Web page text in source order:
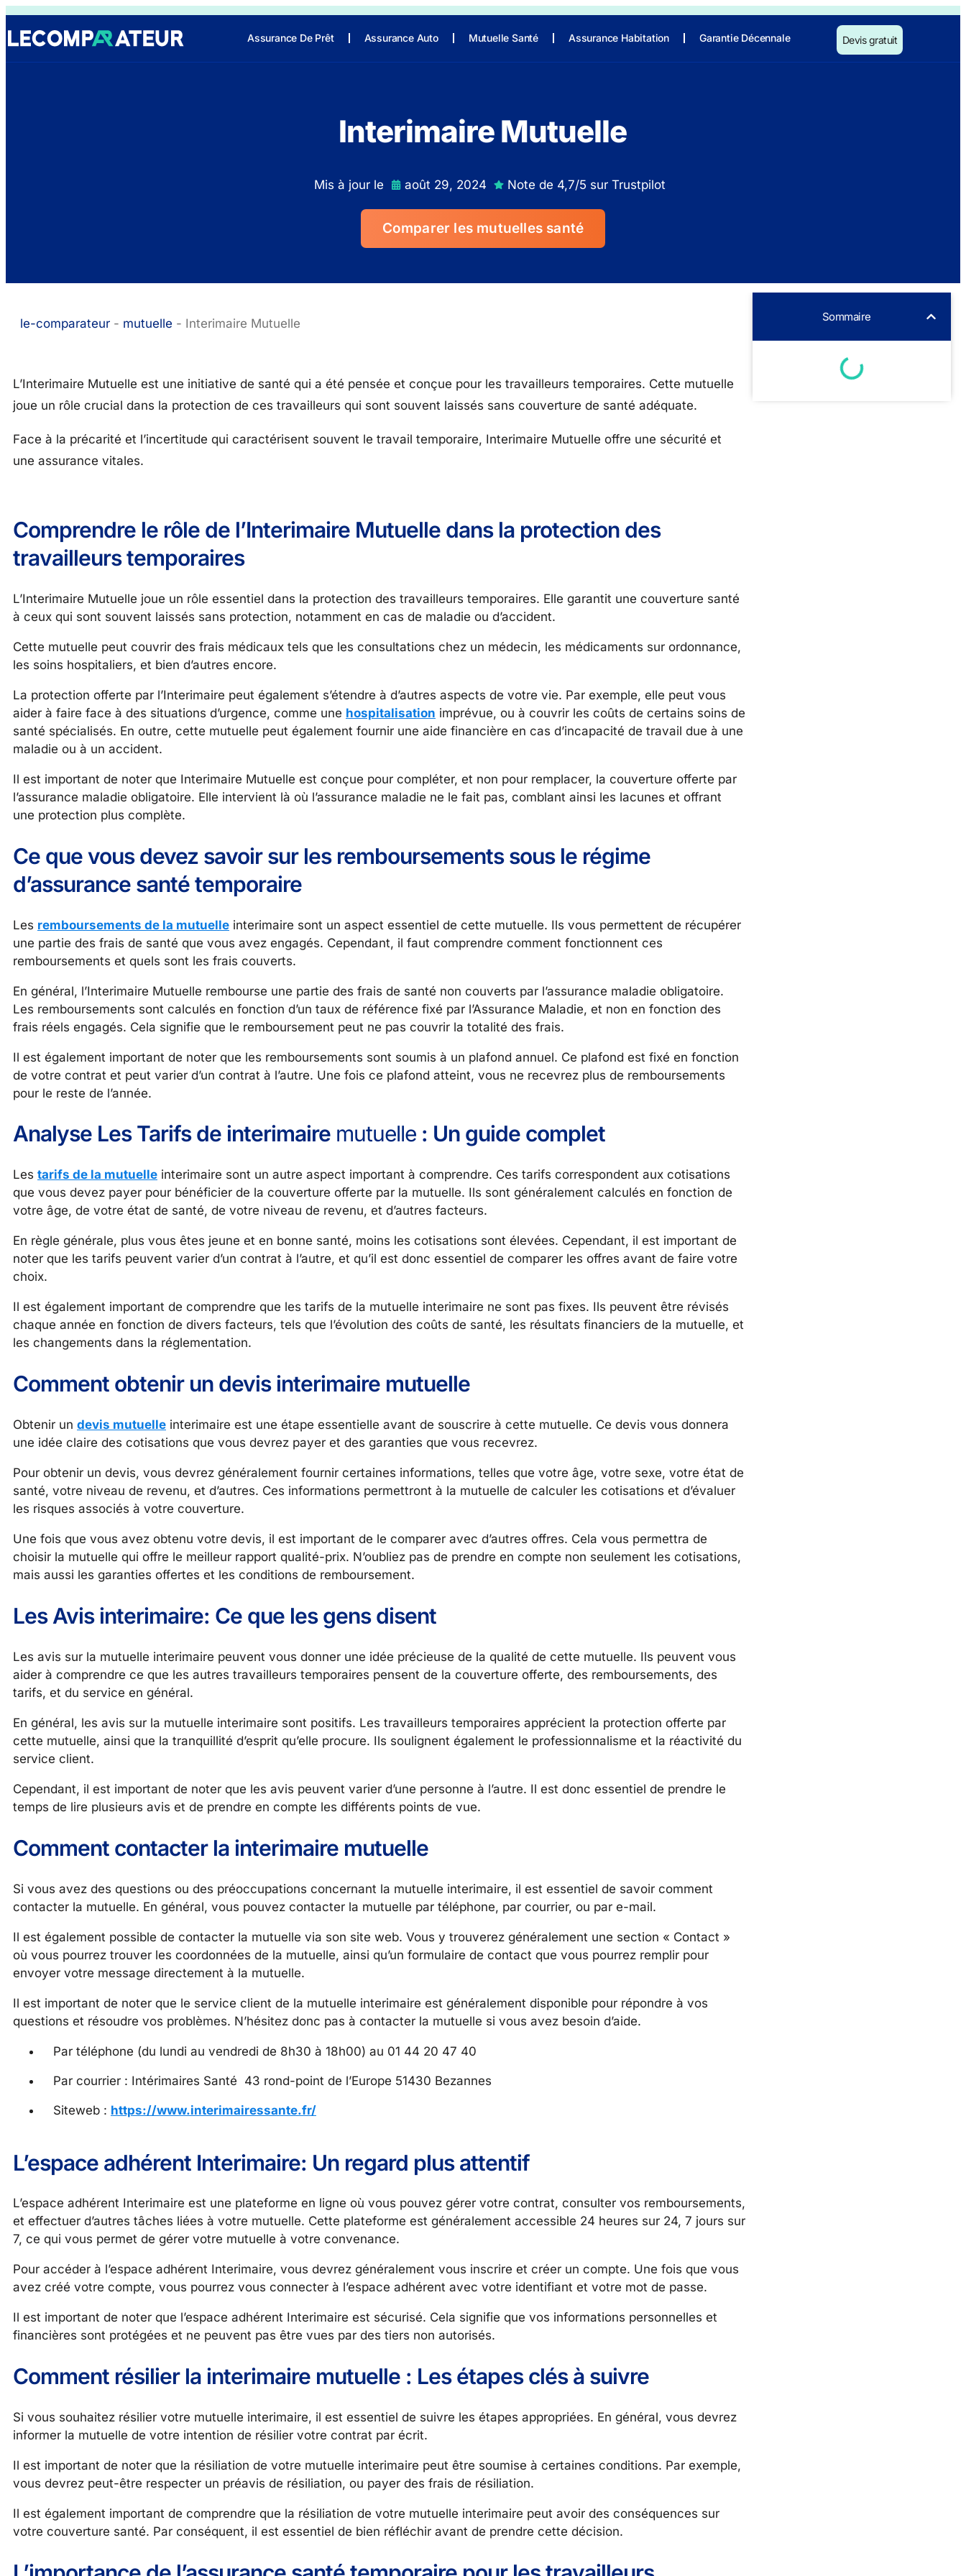
Assurance De Prêt Assurance Auto Mutuelle Santé Assurance Habitation Garantie Décennale Devis gratuit
Interimaire Mutuelle
Mis à jour le août 29, 2024 Note de 4,7/5 sur Trustpilot
Comparer les mutuelles santé
le-comparateur - mutuelle - Interimaire Mutuelle
L’Interimaire Mutuelle est une initiative de santé qui a été pensée et conçue pour les travailleurs temporaires. Cette mutuelle
joue un rôle crucial dans la protection de ces travailleurs qui sont souvent laissés sans couverture de santé adéquate.
Face à la précarité et l’incertitude qui caractérisent souvent le travail temporaire, Interimaire Mutuelle offre une sécurité et
une assurance vitales.
Comprendre le rôle de l’Interimaire Mutuelle dans la protection des
travailleurs temporaires
L’Interimaire Mutuelle joue un rôle essentiel dans la protection des travailleurs temporaires. Elle garantit une couverture santé
à ceux qui sont souvent laissés sans protection, notamment en cas de maladie ou d’accident.
Cette mutuelle peut couvrir des frais médicaux tels que les consultations chez un médecin, les médicaments sur ordonnance,
les soins hospitaliers, et bien d’autres encore.
La protection offerte par l’Interimaire peut également s’étendre à d’autres aspects de votre vie. Par exemple, elle peut vous
aider à faire face à des situations d’urgence, comme une hospitalisation imprévue, ou à couvrir les coûts de certains soins de
santé spécialisés. En outre, cette mutuelle peut également fournir une aide financière en cas d’incapacité de travail due à une
maladie ou à un accident.
Il est important de noter que Interimaire Mutuelle est conçue pour compléter, et non pour remplacer, la couverture offerte par
l’assurance maladie obligatoire. Elle intervient là où l’assurance maladie ne le fait pas, comblant ainsi les lacunes et offrant
une protection plus complète.
Ce que vous devez savoir sur les remboursements sous le régime
d’assurance santé temporaire
Les remboursements de la mutuelle interimaire sont un aspect essentiel de cette mutuelle. Ils vous permettent de récupérer
une partie des frais de santé que vous avez engagés. Cependant, il faut comprendre comment fonctionnent ces
remboursements et quels sont les frais couverts.
En général, l’Interimaire Mutuelle rembourse une partie des frais de santé non couverts par l’assurance maladie obligatoire.
Les remboursements sont calculés en fonction d’un taux de référence fixé par l’Assurance Maladie, et non en fonction des
frais réels engagés. Cela signifie que le remboursement peut ne pas couvrir la totalité des frais.
Il est également important de noter que les remboursements sont soumis à un plafond annuel. Ce plafond est fixé en fonction
de votre contrat et peut varier d’un contrat à l’autre. Une fois ce plafond atteint, vous ne recevrez plus de remboursements
pour le reste de l’année.
Analyse Les Tarifs de interimaire mutuelle : Un guide complet
Les tarifs de la mutuelle interimaire sont un autre aspect important à comprendre. Ces tarifs correspondent aux cotisations
que vous devez payer pour bénéficier de la couverture offerte par la mutuelle. Ils sont généralement calculés en fonction de
votre âge, de votre état de santé, de votre niveau de revenu, et d’autres facteurs.
En règle générale, plus vous êtes jeune et en bonne santé, moins les cotisations sont élevées. Cependant, il est important de
noter que les tarifs peuvent varier d’un contrat à l’autre, et qu’il est donc essentiel de comparer les offres avant de faire votre
choix.
Il est également important de comprendre que les tarifs de la mutuelle interimaire ne sont pas fixes. Ils peuvent être révisés
chaque année en fonction de divers facteurs, tels que l’évolution des coûts de santé, les résultats financiers de la mutuelle, et
les changements dans la réglementation.
Comment obtenir un devis interimaire mutuelle
Obtenir un devis mutuelle interimaire est une étape essentielle avant de souscrire à cette mutuelle. Ce devis vous donnera
une idée claire des cotisations que vous devrez payer et des garanties que vous recevrez.
Pour obtenir un devis, vous devrez généralement fournir certaines informations, telles que votre âge, votre sexe, votre état de
santé, votre niveau de revenu, et d’autres. Ces informations permettront à la mutuelle de calculer les cotisations et d’évaluer
les risques associés à votre couverture.
Une fois que vous avez obtenu votre devis, il est important de le comparer avec d’autres offres. Cela vous permettra de
choisir la mutuelle qui offre le meilleur rapport qualité-prix. N’oubliez pas de prendre en compte non seulement les cotisations,
mais aussi les garanties offertes et les conditions de remboursement.
Les Avis interimaire: Ce que les gens disent
Les avis sur la mutuelle interimaire peuvent vous donner une idée précieuse de la qualité de cette mutuelle. Ils peuvent vous
aider à comprendre ce que les autres travailleurs temporaires pensent de la couverture offerte, des remboursements, des
tarifs, et du service en général.
En général, les avis sur la mutuelle interimaire sont positifs. Les travailleurs temporaires apprécient la protection offerte par
cette mutuelle, ainsi que la tranquillité d’esprit qu’elle procure. Ils soulignent également le professionnalisme et la réactivité du
service client.
Cependant, il est important de noter que les avis peuvent varier d’une personne à l’autre. Il est donc essentiel de prendre le
temps de lire plusieurs avis et de prendre en compte les différents points de vue.
Comment contacter la interimaire mutuelle
Si vous avez des questions ou des préoccupations concernant la mutuelle interimaire, il est essentiel de savoir comment
contacter la mutuelle. En général, vous pouvez contacter la mutuelle par téléphone, par courrier, ou par e-mail.
Il est également possible de contacter la mutuelle via son site web. Vous y trouverez généralement une section « Contact »
où vous pourrez trouver les coordonnées de la mutuelle, ainsi qu’un formulaire de contact que vous pourrez remplir pour
envoyer votre message directement à la mutuelle.
Il est important de noter que le service client de la mutuelle interimaire est généralement disponible pour répondre à vos
questions et résoudre vos problèmes. N’hésitez donc pas à contacter la mutuelle si vous avez besoin d’aide.
Par téléphone (du lundi au vendredi de 8h30 à 18h00) au 01 44 20 47 40
Par courrier : Intérimaires Santé 43 rond-point de l’Europe 51430 Bezannes
Siteweb : https://www.interimairessante.fr/
L’espace adhérent Interimaire: Un regard plus attentif
L’espace adhérent Interimaire est une plateforme en ligne où vous pouvez gérer votre contrat, consulter vos remboursements,
et effectuer d’autres tâches liées à votre mutuelle. Cette plateforme est généralement accessible 24 heures sur 24, 7 jours sur
7, ce qui vous permet de gérer votre mutuelle à votre convenance.
Pour accéder à l’espace adhérent Interimaire, vous devrez généralement vous inscrire et créer un compte. Une fois que vous
avez créé votre compte, vous pourrez vous connecter à l’espace adhérent avec votre identifiant et votre mot de passe.
Il est important de noter que l’espace adhérent Interimaire est sécurisé. Cela signifie que vos informations personnelles et
financières sont protégées et ne peuvent pas être vues par des tiers non autorisés.
Comment résilier la interimaire mutuelle : Les étapes clés à suivre
Si vous souhaitez résilier votre mutuelle interimaire, il est essentiel de suivre les étapes appropriées. En général, vous devrez
informer la mutuelle de votre intention de résilier votre contrat par écrit.
Il est important de noter que la résiliation de votre mutuelle interimaire peut être soumise à certaines conditions. Par exemple,
vous devrez peut-être respecter un préavis de résiliation, ou payer des frais de résiliation.
Il est également important de comprendre que la résiliation de votre mutuelle interimaire peut avoir des conséquences sur
votre couverture santé. Par conséquent, il est essentiel de bien réfléchir avant de prendre cette décision.
Sommaire